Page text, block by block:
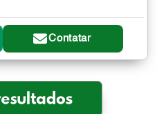
Contatar